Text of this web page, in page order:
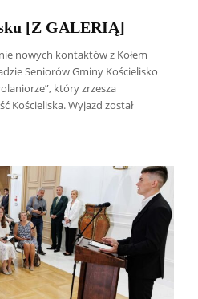
[Z GALERIĄ]
nowych kontaktów z Kołem
Seniorów Gminy Kościelisko
który zrzesza
Kościeliska. Wyjazd został